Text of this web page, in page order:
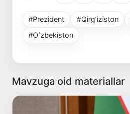
#Prezident #Qirg‘iziston
#Oʻzbekiston
Mavzuga oid materiallar